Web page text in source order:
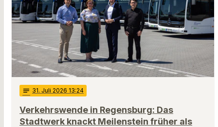
notes 31. Juli 2026 13:24
Verkehrswende in Regensburg: Das
Stadtwerk knackt Meilenstein früher als